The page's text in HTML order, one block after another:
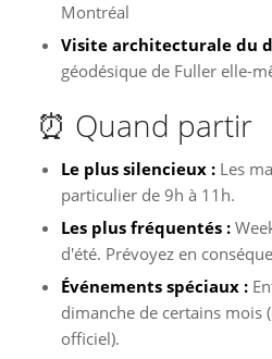
Montréal
Visite architecturale du
géodésique de Fuller elle-
⏰ Quand partir
Le plus silencieux :Les
particulier de 9h à 11h.
Les plus fréquentés :
d'été. Prévoyez en
Événements spéciaux :
dimanche de certains mois
officiel).